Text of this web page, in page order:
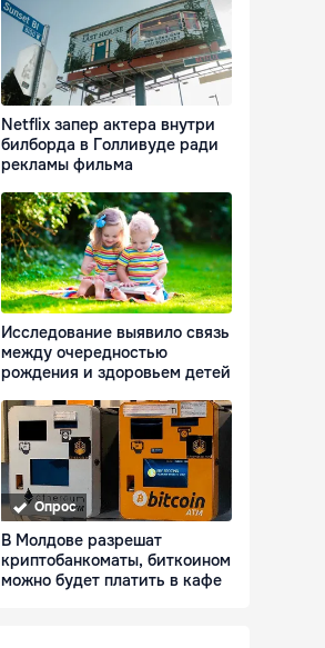
Netflix запер актера внутри
билборда в Голливуде ради
рекламы фильма
Исследование выявило связь
между очередностью
рождения и здоровьем детей
Опрос
В Молдове разрешат
криптобанкоматы, биткоином
можно будет платить в кафе